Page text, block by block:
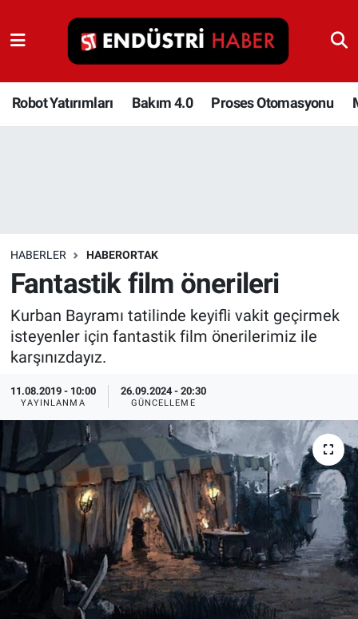
Robot Yatırımları Bakım 4.0 Proses Otomasyonu
HABERLER HABERORTAK
Fantastik film önerileri
Kurban Bayramı tatilinde keyifli vakit geçirmek
isteyenler için fantastik film önerilerimiz ile
karşınızdayız.
11.08.2019 - 10:00
YAYINLANMA
26.09.2024 - 20:30
GÜNCELLEME
Robot Yatırımları
Bakım 4.0
İnşaat ve Malzeme
HaberOrtak
EndüstriST
Enerjisini Üreten Fabrikalar
Endüstri 4.0 Uygulamaları
Ağır Sanayi Çözümleri